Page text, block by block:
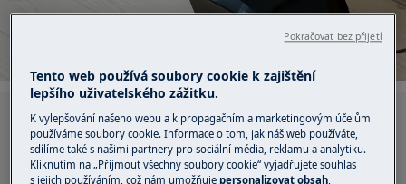
Hledejte v našich podporných článcích
Tento web používá soubory cookie k zajištění
lepšího uživatelského zážitku.
K vylepšování našeho webu a k propagačním a marketingovým účelům
používáme soubory cookie. Informace o tom, jak náš web používáte,
sdílíme také s našimi partnery pro sociální média, reklamu a analytiku.
Kliknutím na „Přijmout všechny soubory cookie“ vyjadřujete souhlas
s jejich používáním, což nám umožňujepersonalizovat obsah,
Pokračovat bez přijetí